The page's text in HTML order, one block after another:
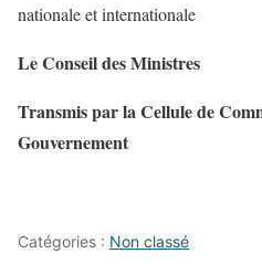
nationale et internationale
Le Conseil des Ministres
Transmis par la Cellule de
Gouvernement
Catégories : Non classé